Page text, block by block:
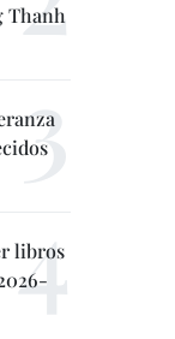
Thanh
libros